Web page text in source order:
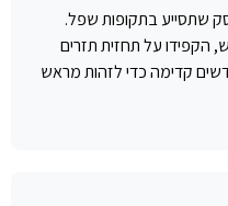
שתסייע בתקופות שפל.
הקפידו על תחזית תזרים
קדימה כדי לזהות מראש